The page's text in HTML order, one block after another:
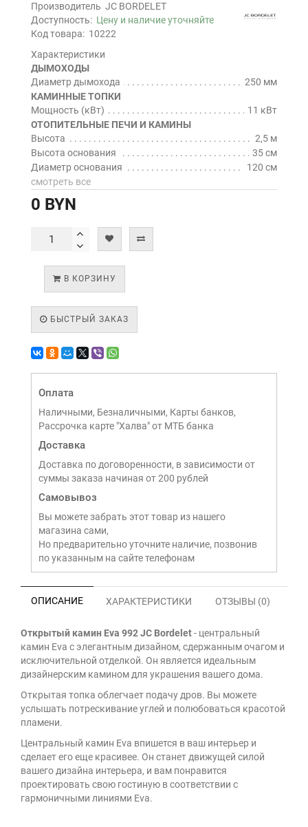
Производитель JC BORDELET
Доступность: Цену и наличие уточняйте
Код товара: 10222
Характеристики
ДЫМОХОДЫ
Диаметр дымохода
250 мм
КАМИННЫЕ ТОПКИ
Мощность (кВт)
11 кВт
ОТОПИТЕЛЬНЫЕ ПЕЧИ И КАМИНЫ
Высота
2,5 м
Высота основания
35 см
Диаметр основания
120 см
смотреть все
0 BYN
В КОРЗИНУ
БЫСТРЫЙ ЗАКАЗ
Оплата
Наличными, Безналичными, Карты банков,
Рассрочка карте "Халва" от МТБ банка
Доставка
Доставка по договоренности, в зависимости от
суммы заказа начиная от 200 рублей
Самовывоз
Вы можете забрать этот товар из нашего
магазина сами,
Но предварительно уточните наличие, позвонив
по указанным на сайте телефонам
ОПИСАНИЕ ХАРАКТЕРИСТИКИ ОТЗЫВЫ (0)
Открытый камин Eva 992 JC Bordelet- центральный
камин Eva с элегантным дизайном, сдержанным очагом и
исключительной отделкой. Он является идеальным
дизайнерским камином для украшения вашего дома.
Открытая топка облегчает подачу дров. Вы можете
услышать потрескивание углей и полюбоваться красотой
пламени.
Центральный камин Eva впишется в ваш интерьер и
сделает его еще красивее. Он станет движущей силой
вашего дизайна интерьера, и вам понравится
проектировать свою гостиную в соответствии с
гармоничными линиями Eva.